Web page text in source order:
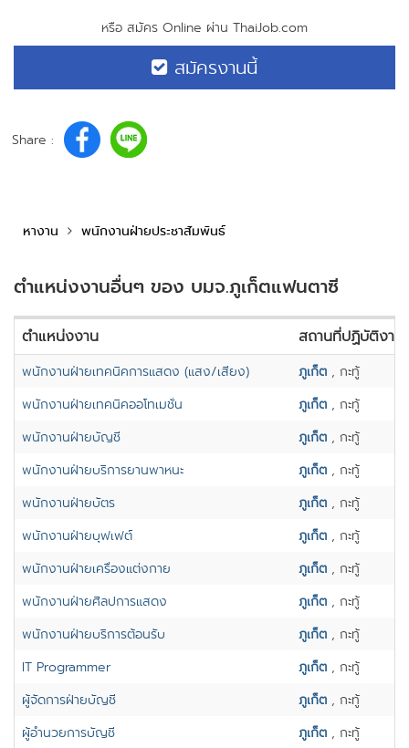
หรือ สมัคร Online ผ่าน ThaiJob.com
สมัครงานนี้
Share :
หางาน พนักงานฝ่ายประชาสัมพันธ์
ตำแหน่งงานอื่นๆ ของ บมจ.ภูเก็ตแฟนตาซี
ตำแหน่งงาน สถานที่ปฏิบัติงาน
พนักงานฝ่ายเทคนิคการแสดง (แสง/เสียง) ภูเก็ต , กะทู้
พนักงานฝ่ายเทคนิคออโทเมชั่น
ภูเก็ต , กะทู้
พนักงานฝ่ายบัญชี
ภูเก็ต , กะทู้
พนักงานฝ่ายบริการยานพาหนะ
ภูเก็ต , กะทู้
พนักงานฝ่ายบัตร
ภูเก็ต , กะทู้
พนักงานฝ่ายบุฟเฟต์
ภูเก็ต , กะทู้
พนักงานฝ่ายเครื่องแต่งกาย
ภูเก็ต , กะทู้
พนักงานฝ่ายศิลปการแสดง
ภูเก็ต , กะทู้
พนักงานฝ่ายบริการต้อนรับ
ภูเก็ต , กะทู้
IT Programmer
ภูเก็ต , กะทู้
ผู้จัดการฝ่ายบัญชี
ภูเก็ต , กะทู้
ผู้อำนวยการบัญชี
ภูเก็ต , กะทู้